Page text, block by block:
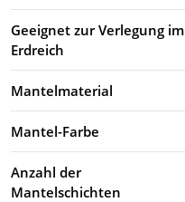
Geeignet zur Verlegung im
Erdreich
Mantelmaterial
Mantel-Farbe
Anzahl der
Mantelschichten